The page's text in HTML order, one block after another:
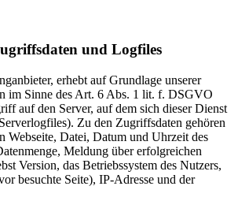
und Logfiles
erhebt auf Grundlage unserer
im Sinne des Art. 6 Abs. 1 lit. f. DSGVO
auf den Server, auf dem sich dieser Dienst
Zu den Zugriffsdaten gehören
Webseite, Datei, Datum und Uhrzeit des
Meldung über erfolgreichen
Version, das Betriebssystem des Nutzers,
besuchte Seite), IP-Adresse und der